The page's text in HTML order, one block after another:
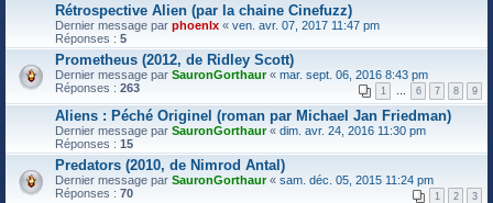
Rétrospective Alien (par la chaine Cinefuzz)
Dernier message par phoenlx « ven. avr. 07, 2017 11:47 pm
Réponses : 5
Prometheus (2012, de Ridley Scott)
Dernier message par SauronGorthaur« mar. sept. 06, 2016 8:43 pm
Réponses : 263 1 6 7 8 9
Aliens : Péché Originel (roman par Michael Jan Friedman)
Dernier message par SauronGorthaur« dim. avr. 24, 2016 11:30 pm
Réponses : 15
Predators (2010, de Nimrod Antal)
Dernier message par SauronGorthaur« sam. déc. 05, 2015 11:24 pm
Réponses : 70 1 2 3